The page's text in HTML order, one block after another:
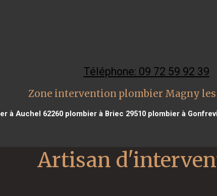
Téléphone: 09 72 59 92 39
Zone intervention plombier Magny les
à Auchel 62260plombier à Briec 29510plombier à
Artisan